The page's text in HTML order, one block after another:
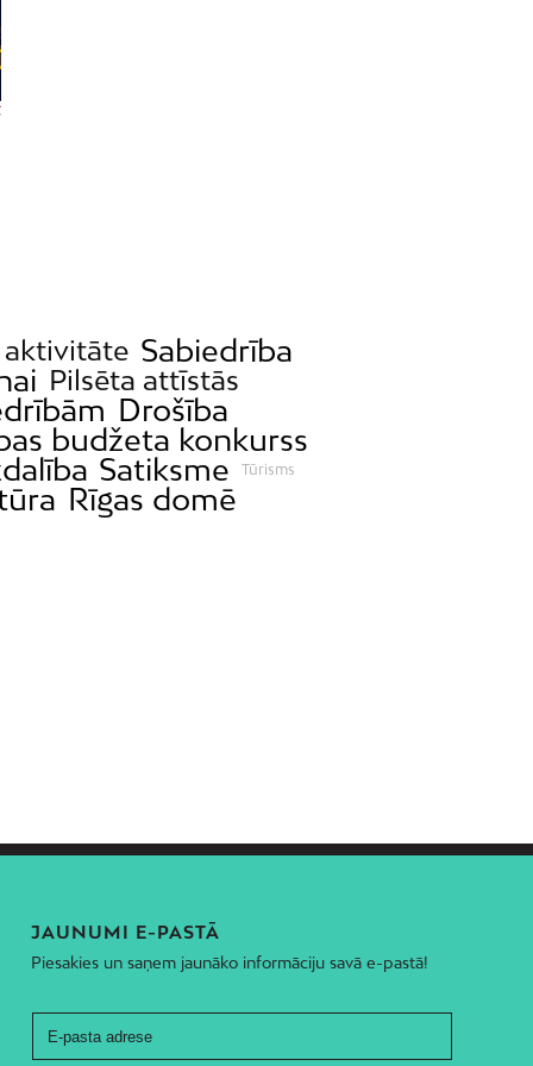
aktivitāte Sabiedrība
Pilsēta attīstās
Drošība
budžeta konkurss
Satiksme Tūrisms
Rīgas domē
JAUNUMI E-PASTĀ
Piesakies un saņem jaunāko informāciju savā e-pastā!